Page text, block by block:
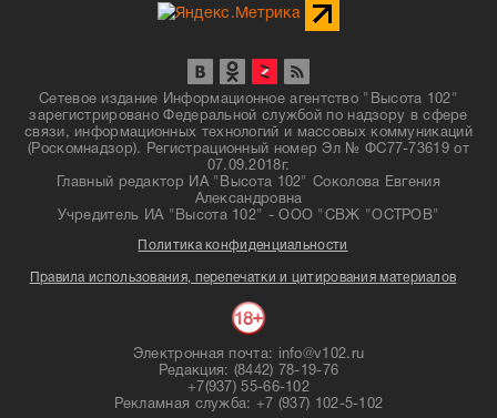
Сетевое издание Информационное агентство "Высота 102"
зарегистрировано Федеральной службой по надзору в сфере
связи, информационных технологий и массовых коммуникаций
(Роскомнадзор). Регистрационный номер Эл № ФС77-73619 от
07.09.2018г.
Главный редактор ИА "Высота 102" Соколова Евгения
Александровна
Учредитель ИА "Высота 102" - ООО "СВЖ "ОСТРОВ"
Политика конфиденциальности
Правила использования, перепечатки и цитирования материалов
Электронная почта: info@v102.ru
Редакция: (8442) 78-19-76
+7(937) 55-66-102
Рекламная служба: +7 (937) 102-5-102